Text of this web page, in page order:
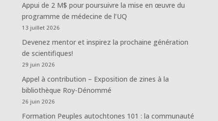
Appui de 2 M$ pour poursuivre la mise en œuvre du
programme de médecine de l’UQ
13 juillet 2026
Devenez mentor et inspirez la prochaine génération
de scientifiques!
29 juin 2026
Appel à contribution – Exposition de zines à la
bibliothèque Roy-Dénommé
26 juin 2026
Formation Peuples autochtones 101 : la communauté